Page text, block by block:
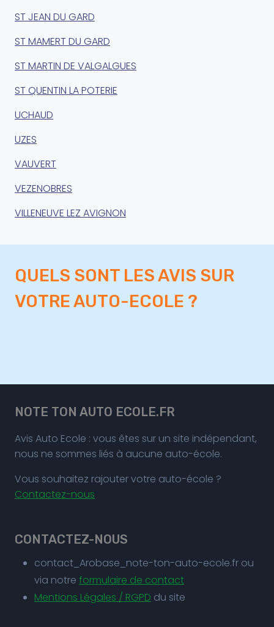
ST JEAN DU GARD
ST MAMERT DU GARD
ST MARTIN DE VALGALGUES
ST QUENTIN LA POTERIE
UCHAUD
UZES
VAUVERT
VEZENOBRES
VILLENEUVE LEZ AVIGNON
QUELS SONT LES AVIS SUR
VOTRE AUTO-ECOLE ?
NOTE TON AUTO ECOLE.FR
Avis Auto Ecole : vous êtes sur un site indépendant,
nous ne sommes liés à aucune auto-école.
Vous souhaitez rajouter votre auto-école ?
Contactez-nous
CONTACTEZ-NOUS
contact_Arobase_note-ton-auto-ecole.fr ou
via notre formulaire de contact
Mentions Légales / RGPD du site